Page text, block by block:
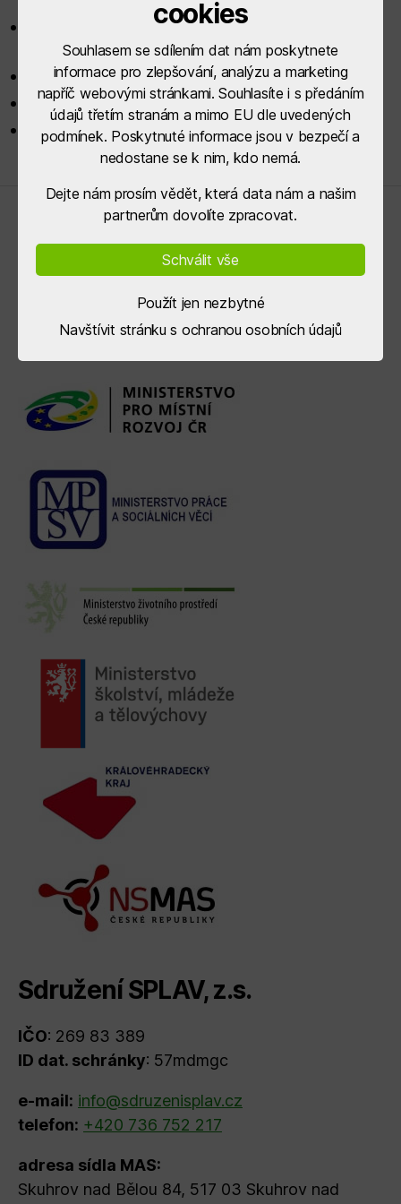
Hodnotící tabulka věcného hodnocení
projektu.pdf
Zápis z jednání Výběrové komise.pdf
Prezenční listina z jednání Výběrové komise.pdf
Podepsané etické kodexy Výběrové komise.pdf
Řídící orgány
Sdružení SPLAV, z.s.
IČO: 269 83 389
ID dat. schránky: 57mdmgc
e-mail: info@sdruzenisplav.cz
telefon: +420 736 752 217
adresa sídla MAS:
Skuhrov nad Bělou 84, 517 03 Skuhrov nad
cookies
Souhlasem se sdílením dat nám poskytnete
informace pro zlepšování, analýzu a marketing
napříč webovými stránkami. Souhlasíte i s předáním
údajů třetím stranám a mimo EU dle uvedených
podmínek. Poskytnuté informace jsou v bezpečí a
nedostane se k nim, kdo nemá.
Dejte nám prosím vědět, která data nám a našim
partnerům dovolíte zpracovat.
Schválit vše
Použít jen nezbytné
Navštívit stránku s ochranou osobních údajů